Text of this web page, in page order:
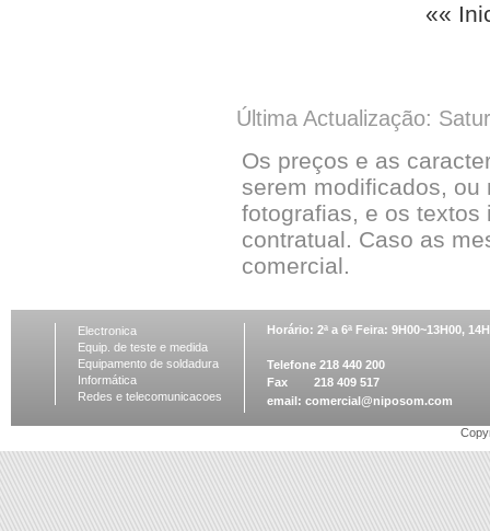
««
Última Actualização:
Os preços e as
serem modificados, ou
fotografias, e os
contratual. Caso as
comercial.
Electronica
Equip. de teste e medida
Equipamento de soldadura
Informática
Redes e telecomunicacoes
Horário: 2ª a 6ª Feira: 9H00~13H00,
Telefone 218 440 200
Fax 218 409 517
email: comercial@niposom.com